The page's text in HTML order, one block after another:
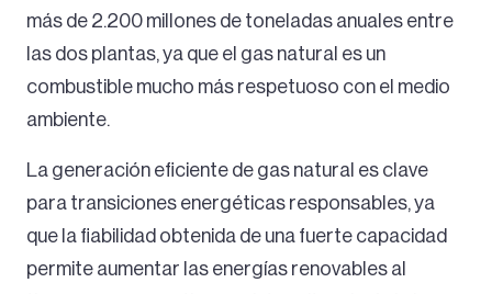
más de 2.200 millones de toneladas anuales entre
las dos plantas, ya que el gas natural es un
combustible mucho más respetuoso con el medio
ambiente.
La generación eficiente de gas natural es clave
para transiciones energéticas responsables, ya
que la fiabilidad obtenida de una fuerte capacidad
permite aumentar las energías renovables al